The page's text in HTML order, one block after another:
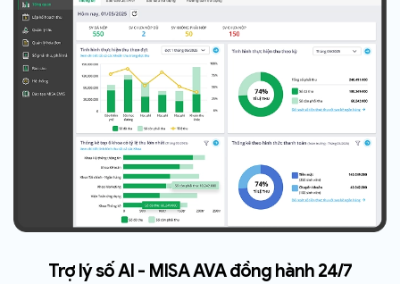
Trợ lý số AI - MISA AVA đồng hành 24/7